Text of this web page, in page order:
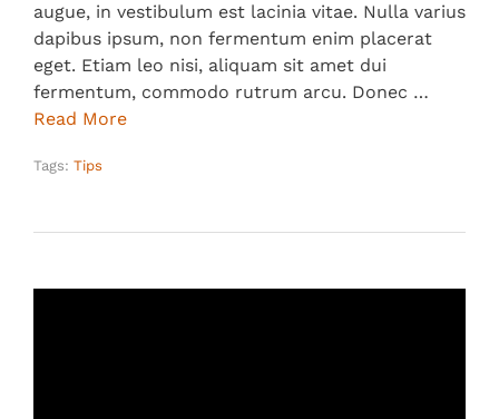
augue, in vestibulum est lacinia vitae. Nulla varius
dapibus ipsum, non fermentum enim placerat
eget. Etiam leo nisi, aliquam sit amet dui
fermentum, commodo rutrum arcu. Donec …
Read More
Tags: Tips